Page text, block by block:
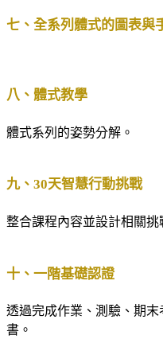
七、全系列體式的圖表與
八、體式教學
體式系列的姿勢分解。
九、30天智慧行動挑戰
整合課程內容並設計相關挑
十、一階基礎認證
透過完成作業、測驗、期
書。